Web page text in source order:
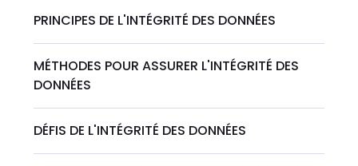
PRINCIPES DE L'INTÉGRITÉ DES DONNÉES
MÉTHODES POUR ASSURER L'INTÉGRITÉ DES
DONNÉES
DÉFIS DE L'INTÉGRITÉ DES DONNÉES